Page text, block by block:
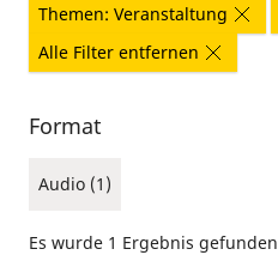
Themen: Veranstaltung
Alle Filter entfernen
Format
Audio (1)
Es wurde 1 Ergebnis